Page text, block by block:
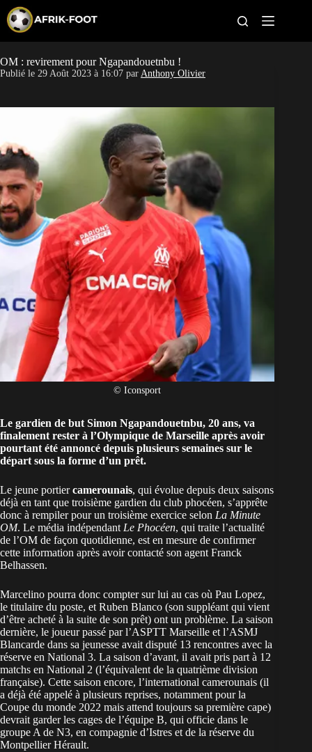
p
t
o
c
n
n
t
CAN féminine
Pays
Clubs
Classement
Paris sportifs
OM : revirement pour Ngapandouetnbu !
Publié le 29 Août 2023 à 16:07 par Anthony Olivier
© Iconsport
Le gardien de but Simon Ngapandouetnbu, 20 ans, va
finalement rester à l’Olympique de Marseille après avoir
pourtant été annoncé depuis plusieurs semaines sur le
départ sous la forme d’un prêt.
Le jeune portiercamerounais, qui évolue depuis deux saisons
déjà en tant que troisième gardien du club phocéen, s’apprête
donc à rempiler pour un troisième exercice selon La Minute
OM. Le média indépendant Le Phocéen, qui traite l’actualité
de l’OM de façon quotidienne, est en mesure de confirmer
cette information après avoir contacté son agent Franck
Belhassen.
Marcelino pourra donc compter sur lui au cas où Pau Lopez,
le titulaire du poste, et Ruben Blanco (son suppléant qui vient
d’être acheté à la suite de son prêt) ont un problème. La saison
dernière, le joueur passé par l’ASPTT Marseille et l’ASMJ
Blancarde dans sa jeunesse avait disputé 13 rencontres avec la
réserve en National 3. La saison d’avant, il avait pris part à 12
matchs en National 2 (l’équivalent de la quatrième division
française). Cette saison encore, l’international camerounais (il
a déjà été appelé à plusieurs reprises, notamment pour la
Coupe du monde 2022 mais attend toujours sa première cape)
devrait garder les cages de l’équipe B, qui officie dans le
groupe A de N3, en compagnie d’Istres et de la réserve du
Montpellier Hérault.